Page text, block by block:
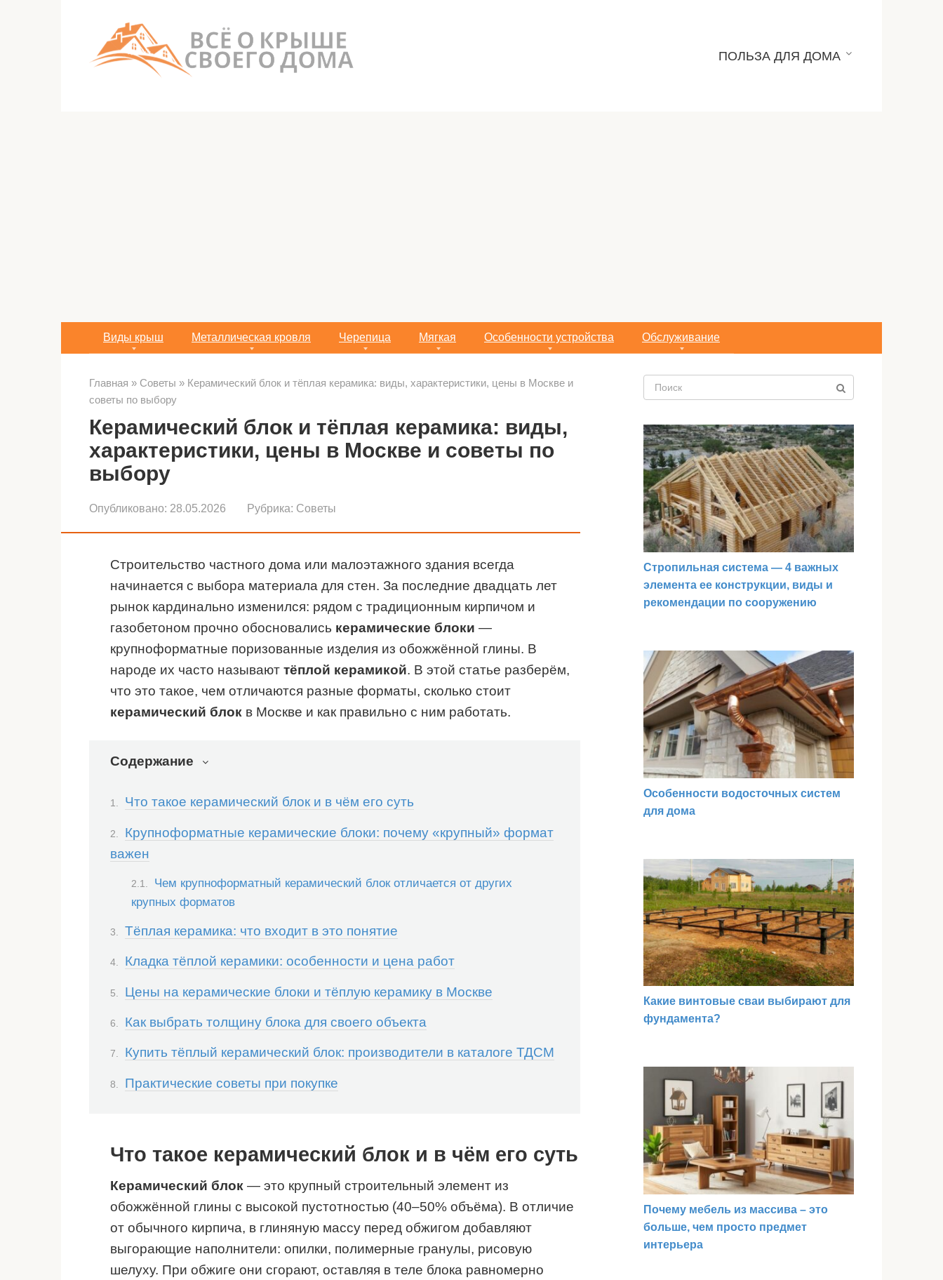
ПОЛЬЗА ДЛЯ ДОМА
Виды крыш Металлическая кровля Черепица Мягкая Особенности устройства Обслуживание
Главная » Советы » Керамический блок и тёплая керамика: виды, характеристики, цены в Москве и
советы по выбору
Керамический блок и тёплая керамика: виды,
характеристики, цены в Москве и советы по
выбору
Опубликовано: 28.05.2026 Рубрика: Советы
Строительство частного дома или малоэтажного здания всегда
начинается с выбора материала для стен. За последние двадцать лет
рынок кардинально изменился: рядом с традиционным кирпичом и
газобетоном прочно обосновались керамические блоки —
крупноформатные поризованные изделия из обожжённой глины. В
народе их часто называют тёплой керамикой. В этой статье разберём,
что это такое, чем отличаются разные форматы, сколько стоит
керамический блок в Москве и как правильно с ним работать.
Содержание
Что такое керамический блок и в чём его суть
Крупноформатные керамические блоки: почему «крупный» формат
важен
Чем крупноформатный керамический блок отличается от других
крупных форматов
Тёплая керамика: что входит в это понятие
Кладка тёплой керамики: особенности и цена работ
Цены на керамические блоки и тёплую керамику в Москве
Как выбрать толщину блока для своего объекта
Купить тёплый керамический блок: производители в каталоге ТДСМ
Практические советы при покупке
Что такое керамический блок и в чём его суть
Керамический блок — это крупный строительный элемент из
обожжённой глины с высокой пустотностью (40–50% объёма). В отличие
от обычного кирпича, в глиняную массу перед обжигом добавляют
выгорающие наполнители: опилки, полимерные гранулы, рисовую
шелуху. При обжиге они сгорают, оставляя в теле блока равномерно
Поиск:
Стропильная система — 4 важных
элемента ее конструкции, виды и
рекомендации по сооружению
Особенности водосточных систем
для дома
Какие винтовые сваи выбирают для
фундамента?
Почему мебель из массива – это
больше, чем просто предмет
интерьера